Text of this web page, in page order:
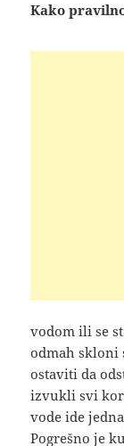
Kako
vodom ili se
odmah skloni
ostaviti da
izvukli svi
vode ide
Pogrešno je